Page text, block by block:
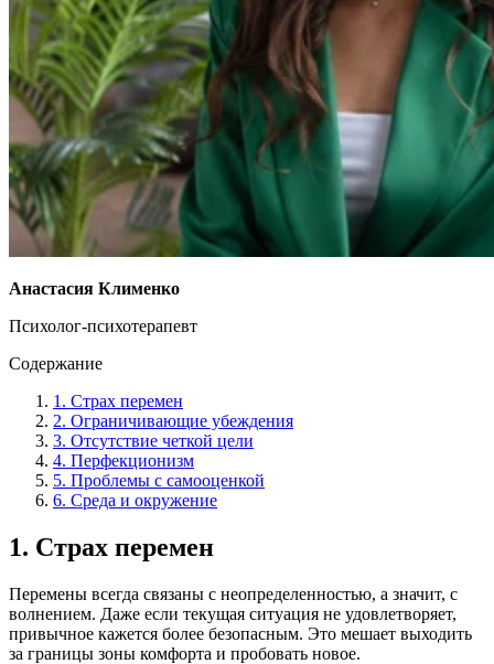
Анастасия Клименко
Психолог-психотерапевт
Содержание
1. Страх перемен
2. Ограничивающие убеждения
3. Отсутствие четкой цели
4. Перфекционизм
5. Проблемы с самооценкой
6. Среда и окружение
1. Страх перемен
Перемены всегда связаны с неопределенностью, а значит, с
волнением. Даже если текущая ситуация не удовлетворяет,
привычное кажется более безопасным. Это мешает выходить
за границы зоны комфорта и пробовать новое.